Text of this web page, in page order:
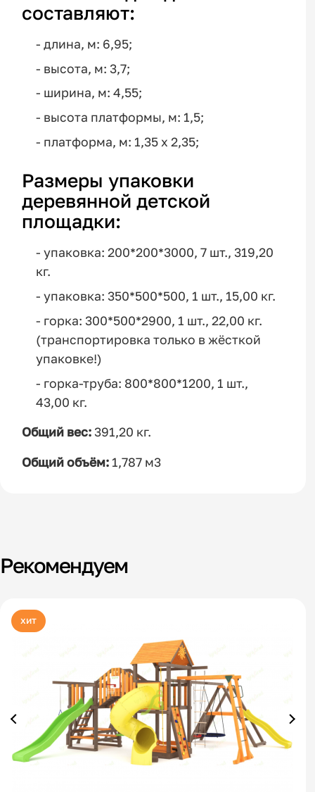
составляют:
- длина, м: 6,95;
- высота, м: 3,7;
- ширина, м: 4,55;
- высота платформы, м: 1,5;
- платформа, м: 1,35 х 2,35;
Размеры упаковки
деревянной детской
площадки:
- упаковка: 200*200*3000, 7 шт., 319,20
кг.
- упаковка: 350*500*500, 1 шт., 15,00 кг.
- горка: 300*500*2900, 1 шт., 22,00 кг.
(транспортировка только в жёсткой
упаковке!)
- горка-труба: 800*800*1200, 1 шт.,
43,00 кг.
Общий вес: 391,20 кг.
Общий объём: 1,787 м3
Рекомендуем
хит